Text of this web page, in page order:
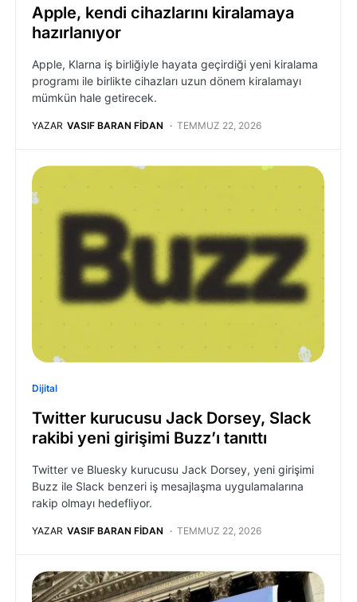
Apple, kendi cihazlarını kiralamaya
hazırlanıyor
Apple, Klarna iş birliğiyle hayata geçirdiği yeni kiralama
programı ile birlikte cihazları uzun dönem kiralamayı
mümkün hale getirecek.
YAZAR VASIF BARAN FIDAN TEMMUZ 22, 2026
Dijital
Twitter kurucusu Jack Dorsey, Slack
rakibi yeni girişimi Buzz’ı tanıttı
Twitter ve Bluesky kurucusu Jack Dorsey, yeni girişimi
Buzz ile Slack benzeri iş mesajlaşma uygulamalarına
rakip olmayı hedefliyor.
YAZAR VASIF BARAN FIDAN TEMMUZ 22, 2026